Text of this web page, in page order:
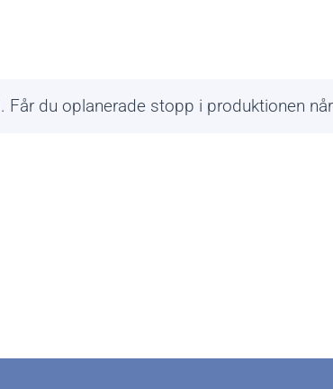
du oplanerade stopp i produktionen